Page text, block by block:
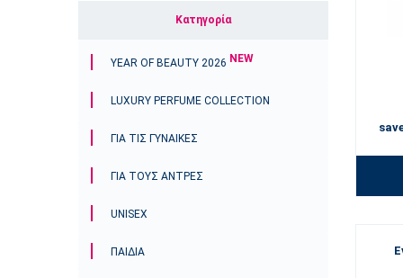
Κατηγορία
YEAR OF BEAUTY 2026 NEW
LUXURY PERFUME COLLECTION
ΓΙΑ ΤΙΣ ΓΥΝΑΊΚΕΣ
ΓΙΑ ΤΟΥΣ ΑΝΤΡΕΣ
UNISEX
ΠΑΙΔΙΆ